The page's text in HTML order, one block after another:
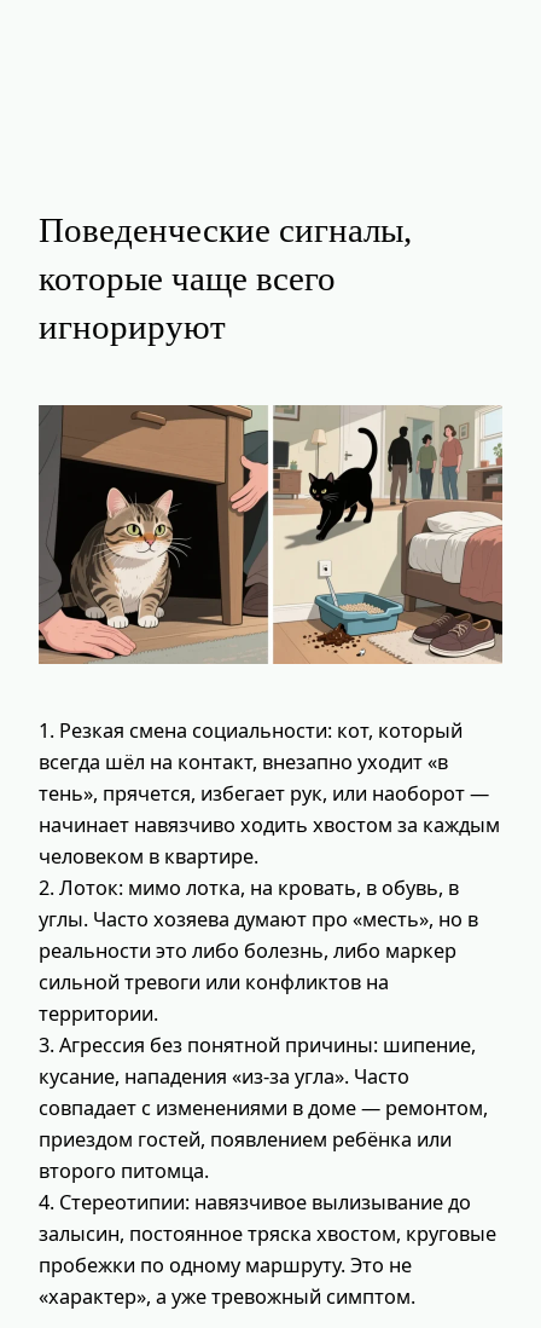
Поведенческие сигналы,
которые чаще всего
игнорируют
1. Резкая смена социальности: кот, который
всегда шёл на контакт, внезапно уходит «в
тень», прячется, избегает рук, или наоборот —
начинает навязчиво ходить хвостом за каждым
человеком в квартире.
2. Лоток: мимо лотка, на кровать, в обувь, в
углы. Часто хозяева думают про «месть», но в
реальности это либо болезнь, либо маркер
сильной тревоги или конфликтов на
территории.
3. Агрессия без понятной причины: шипение,
кусание, нападения «из-за угла». Часто
совпадает с изменениями в доме — ремонтом,
приездом гостей, появлением ребёнка или
второго питомца.
4. Стереотипии: навязчивое вылизывание до
залысин, постоянное тряска хвостом, круговые
пробежки по одному маршруту. Это не
«характер», а уже тревожный симптом.